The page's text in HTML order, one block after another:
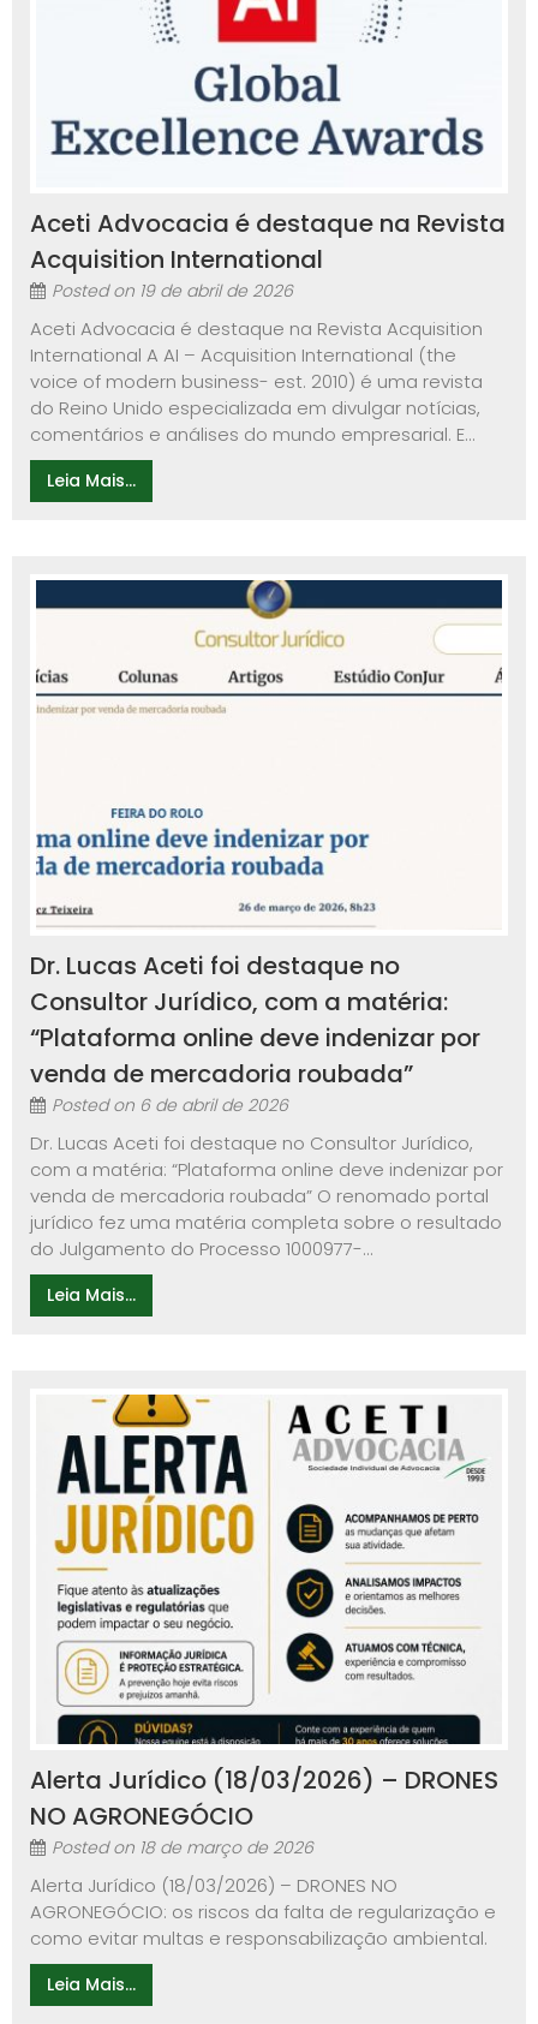
Aceti Advocacia é destaque na Revista
Acquisition International
Posted on 19 de abril de 2026
Aceti Advocacia é destaque na Revista Acquisition
International A AI – Acquisition International (the
voice of modern business- est. 2010) é uma revista
do Reino Unido especializada em divulgar notícias,
comentários e análises do mundo empresarial. E...
Leia Mais...
Dr. Lucas Aceti foi destaque no
Consultor Jurídico, com a matéria:
“Plataforma online deve indenizar por
venda de mercadoria roubada”
Posted on 6 de abril de 2026
Dr. Lucas Aceti foi destaque no Consultor Jurídico,
com a matéria: “Plataforma online deve indenizar por
venda de mercadoria roubada” O renomado portal
jurídico fez uma matéria completa sobre o resultado
do Julgamento do Processo 1000977-...
Leia Mais...
Alerta Jurídico (18/03/2026) – DRONES
NO AGRONEGÓCIO
Posted on 18 de março de 2026
Alerta Jurídico (18/03/2026) – DRONES NO
AGRONEGÓCIO: os riscos da falta de regularização e
como evitar multas e responsabilização ambiental.
Leia Mais...